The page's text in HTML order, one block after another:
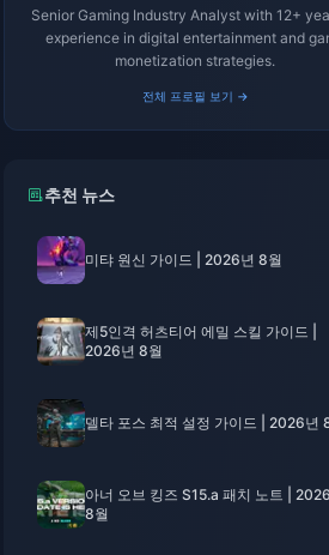
Senior Gaming Industry Analyst with 12+
experience in digital entertainment and
monetization strategies.
전체 프로필 보기 →
추천 뉴스
미탸 원신 가이드 | 2026년 8월
제5인격 허츠티어 에밀 스킬 가이드 |
2026년 8월
델타 포스 최적 설정 가이드 | 2026년
아너 오브 킹즈 S15.a 패치 노트 |
8월